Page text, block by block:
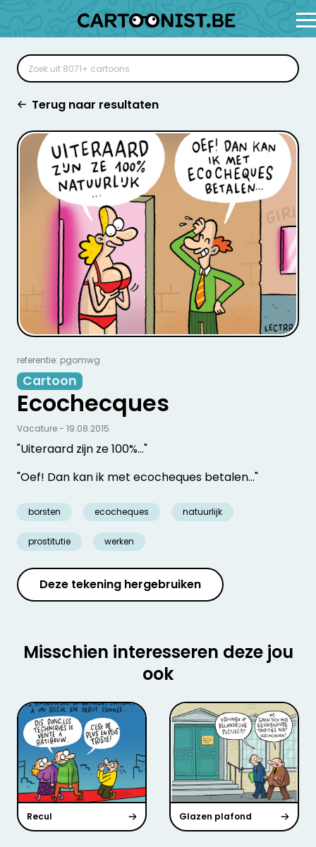
Terug naar resultaten
referentie: pgomwg
Cartoon
Ecochecques
"Uiteraard zijn ze 100%…"
"Oef! Dan kan ik met ecocheques betalen…"
borsten ecocheques natuurlijk
prostitutie werken
Vacature - 19.08.2015
Deze tekening hergebruiken
Misschien interesseren deze jou
ook
Recul Glazen plafond